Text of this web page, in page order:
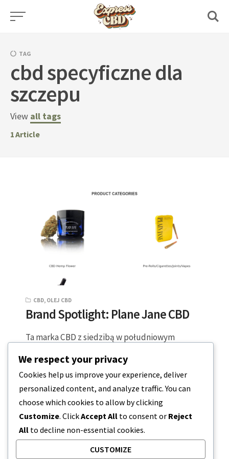
Skip
TAG
cbd specyficzne dla
szczepu
View all tags
1Article
CBD, OLEJ CBD
Brand Spotlight: Plane Jane CBD
Ta marka CBD z siedzibą w południowym
przyjaciele spotkali się po głębokich…
3 MINUTY CZYTANIA 2023-04-21
We respect your privacy
Cookies help us improve your experience, deliver
personalized content, and analyze traffic. You can
choose which cookies to allow by clicking
Customize. ClickAccept All to consent or Reject
All to decline non-essential cookies.
CUSTOMIZE